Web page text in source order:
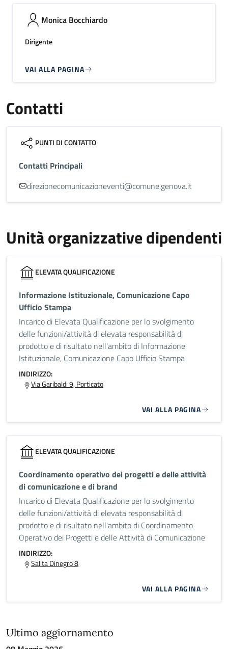
Monica Bocchiardo
Dirigente
VAI ALLA PAGINA
Contatti
PUNTI DI CONTATTO
Contatti Principali
direzionecomunicazioneventi@comune.genova.it
Unità organizzative dipendenti
ELEVATA QUALIFICAZIONE
Informazione Istituzionale, Comunicazione Capo
Ufficio Stampa
Incarico di Elevata Qualificazione per lo svolgimento
delle funzioni/attività di elevata responsabilità di
prodotto e di risultato nell'ambito di Informazione
Istituzionale, Comunicazione Capo Ufficio Stampa
INDIRIZZO:
Via Garibaldi 9, Porticato
VAI ALLA PAGINA
ELEVATA QUALIFICAZIONE
Coordinamento operativo dei progetti e delle attività
di comunicazione e di brand
Incarico di Elevata Qualificazione per lo svolgimento
delle funzioni/attività di elevata responsabilità di
prodotto e di risultato nell'ambito di Coordinamento
Operativo dei Progetti e delle Attività di Comunicazione
INDIRIZZO:
Salita Dinegro 8
VAI ALLA PAGINA
Ultimo aggiornamento